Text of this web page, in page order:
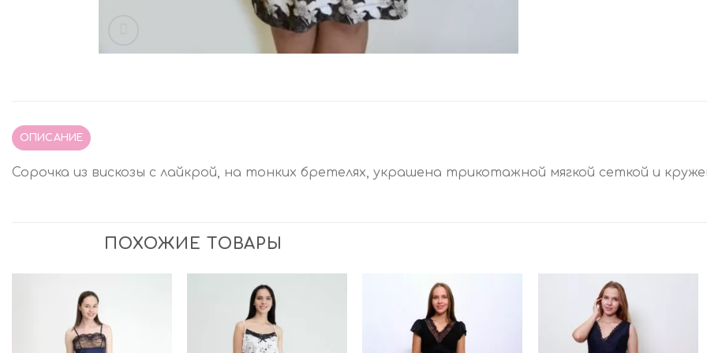
ОПИСАНИЕ
Сорочка из вискозы с лайкрой, на тонких бретелях, украшена трикотажной мягкой сеткой и
ПОХОЖИЕ ТОВАРЫ